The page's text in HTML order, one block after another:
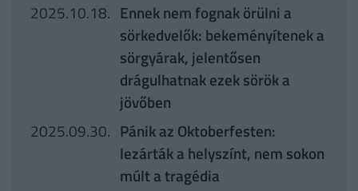
2025.10.18. Ennek nem fognak örülni a
sörkedvelők: bekeményítenek a
sörgyárak, jelentősen
drágulhatnak ezek sörök a
jövőben
2025.09.30. Pánik az Oktoberfesten:
lezárták a helyszínt, nem sokon
múlt a tragédia